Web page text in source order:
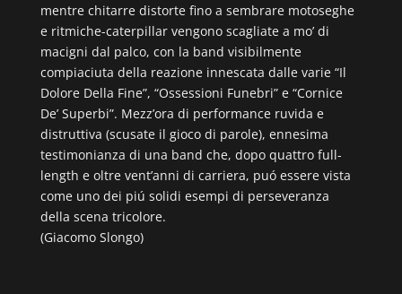
mentre chitarre distorte fino a sembrare motoseghe
e ritmiche-caterpillar vengono scagliate a mo’ di
macigni dal palco, con la band visibilmente
compiaciuta della reazione innescata dalle varie “Il
Dolore Della Fine”, “Ossessioni Funebri” e “Cornice
De’ Superbi”. Mezz’ora di performance ruvida e
distruttiva (scusate il gioco di parole), ennesima
testimonianza di una band che, dopo quattro full-
length e oltre vent’anni di carriera, puó essere vista
come uno dei piú solidi esempi di perseveranza
della scena tricolore.
(Giacomo Slongo)